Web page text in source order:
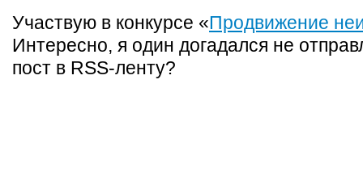
Участвую в конкурсе «Продвижение
Интересно, я один догадался не
пост в RSS-ленту?